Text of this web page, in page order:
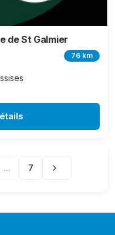
de St Galmier
76 km
... 7